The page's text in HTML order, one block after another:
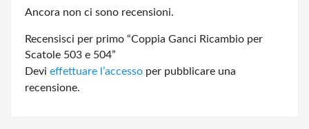
Ancora non ci sono recensioni.
Recensisci per primo “Coppia Ganci Ricambio per
Scatole 503 e 504”
Devi effettuare l’accesso per pubblicare una
recensione.